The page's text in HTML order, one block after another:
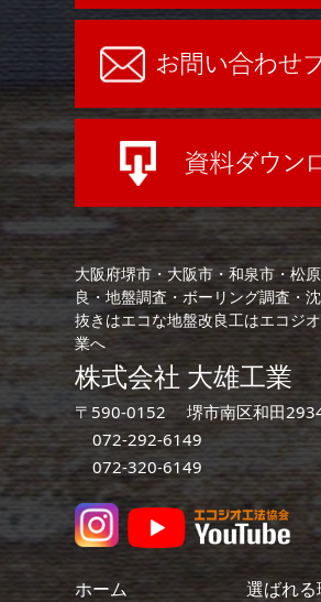
大阪府堺市・大阪市・和泉市・松
良・地盤調査・ボーリング調査・
抜きはエコな地盤改良工はエコジ
業へ
株式会社 大雄工業
〒590-0152 堺市南区和田
072-292-6149
072-320-6149
ホーム
選ばれる